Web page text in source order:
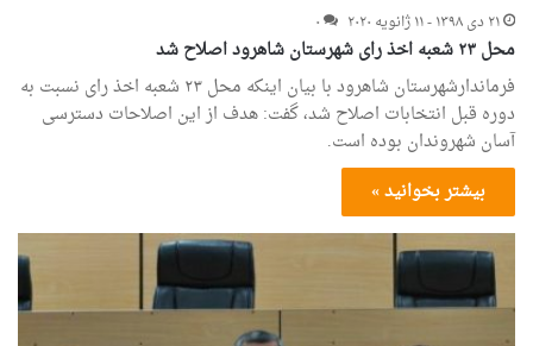
۲۱ دی ۱۳۹۸ - ۱۱ ژانویه ۲۰۲۰
۰
محل ۲۳ شعبه اخذ رای شهرستان شاهرود اصلاح شد
فرماندارشهرستان شاهرود با بیان اینکه محل ۲۳ شعبه اخذ رای نسبت به
دوره قبل انتخابات اصلاح شد، گفت: هدف از این اصلاحات دسترسی
آسان شهروندان بوده است.
بیشتر بخوانید »